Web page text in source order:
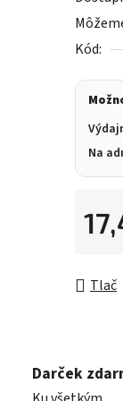
Kód:
Na
Tlač
Darček